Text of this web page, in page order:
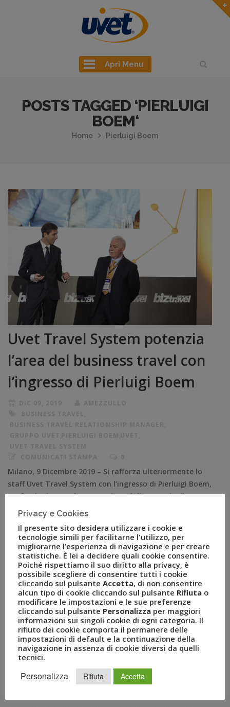
Apri Menu
POSTS TAGGED ‘PIERLUIGI
BOEM‘
Home Pierluigi Boem
Uvet Travel System potenzia
l’area del business travel con
l’ingresso di Pierluigi Boem
Milano, 9 Dicembre 2019 – Si rafforza ulteriormente lo
staff Uvet Travel System con l’ingresso di Pierluigi Boem,
professionista molto conosciuto dalle Agenzie di
Viaggio nel ramo Business Travel, che fa il suo ingresso
nel Network con il ruolo di Business Travel Relationship
Manager rispondendo direttamente all’Amministratore
Delegato, Andrea Gilardi. Manager di lungo corso, Boem
[…]
Privacy e Cookies
Il presente sito desidera utilizzare i cookie e
tecnologie simili per facilitarne l'utilizzo, per
migliorarne l’esperienza di navigazione e per creare
statistiche. È lei a decidere quali cookie consentire.
Poiché rispettiamo il suo diritto alla privacy, è
possibile scegliere di consentire tutti i cookie
cliccando sul pulsante Accetta, di non consentire
alcun tipo di cookie cliccando sul pulsante Rifiuta o
modificare le impostazioni e le sue preferenze
cliccando sul pulsante Personalizza per maggiori
informazioni sui singoli cookie di ogni categoria. Il
rifiuto dei cookie comporta il permanere delle
impostazioni di default e la continuazione della
navigazione in assenza di cookie diversi da quelli
tecnici.
Personalizza Rifiuta Accetta